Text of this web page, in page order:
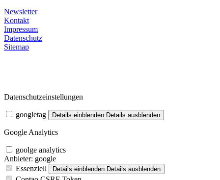
Newsletter
Kontakt
Impressum
Datenschutz
Sitemap
Datenschutzeinstellungen
googletag Details einblenden Details ausblenden
Google Analytics
goolge analytics
Anbieter: google
Essenziell
Details einblenden Details ausblenden